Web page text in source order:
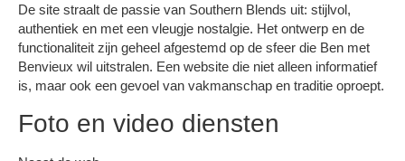
De site straalt de passie van Southern Blends uit: stijlvol,
authentiek en met een vleugje nostalgie. Het ontwerp en de
functionaliteit zijn geheel afgestemd op de sfeer die Ben met
Benvieux wil uitstralen. Een website die niet alleen informatief
is, maar ook een gevoel van vakmanschap en traditie oproept.
Foto en video diensten